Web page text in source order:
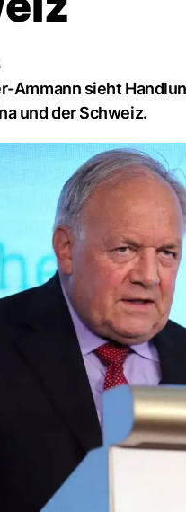
Ammann sieht
und der Schweiz.